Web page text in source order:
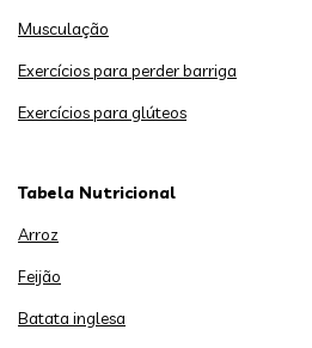
Musculação
Exercícios para perder barriga
Exercícios para glúteos
Tabela Nutricional
Arroz
Feijão
Batata inglesa